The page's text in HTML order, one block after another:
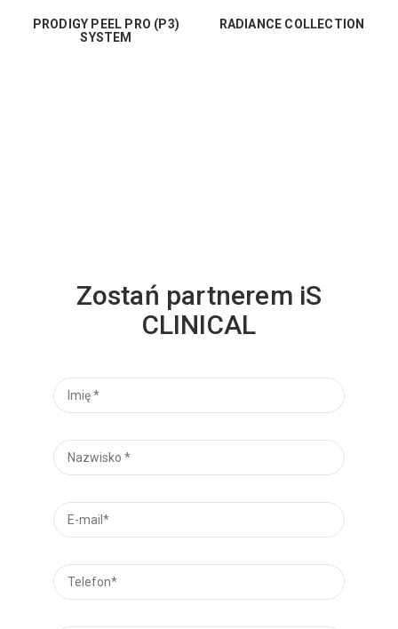
PRODIGY PEEL PRO (P3)
SYSTEM
RADIANCE COLLECTION
Zostań partnerem iS
CLINICAL